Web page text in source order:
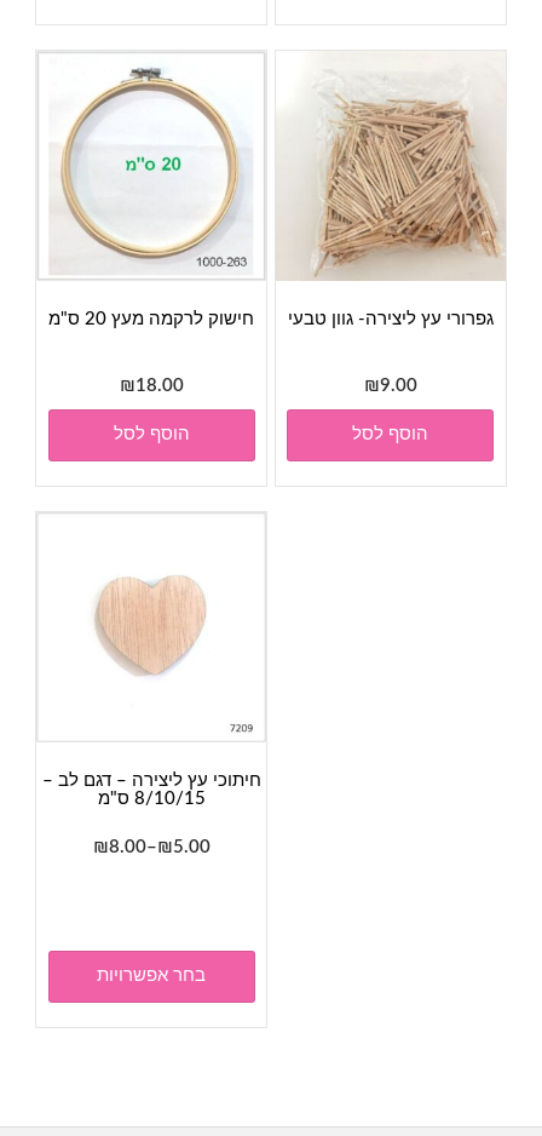
חישוק לרקמה מעץ 20 ס"מ
₪18.00
הוסף לסל
גפרורי עץ ליצירה- גוון טבעי
₪9.00
הוסף לסל
חיתוכי עץ ליצירה – דגם לב –
8/10/15 ס"מ
₪5.00
–
₪8.00
⁦₪8.00⁩
בחר אפשרויות